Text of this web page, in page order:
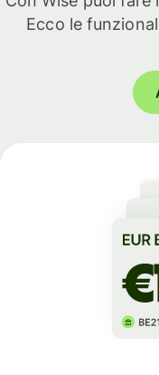
Ecco le